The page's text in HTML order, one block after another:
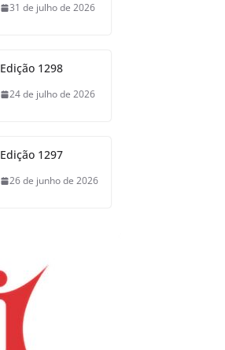
31 de julho de 2026
Edição 1298
24 de julho de 2026
Edição 1297
26 de junho de 2026